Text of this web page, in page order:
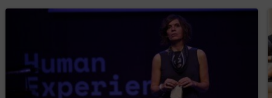
agradáveis que temos a fortuna de viver.
o melhor possível as nossas emoções, os
que envolvem outros seres humanos. Isto
solidariedade, amizade e amor; e quando
relação com tanta riqueza como aquelas: uma relação
psicoterapia.